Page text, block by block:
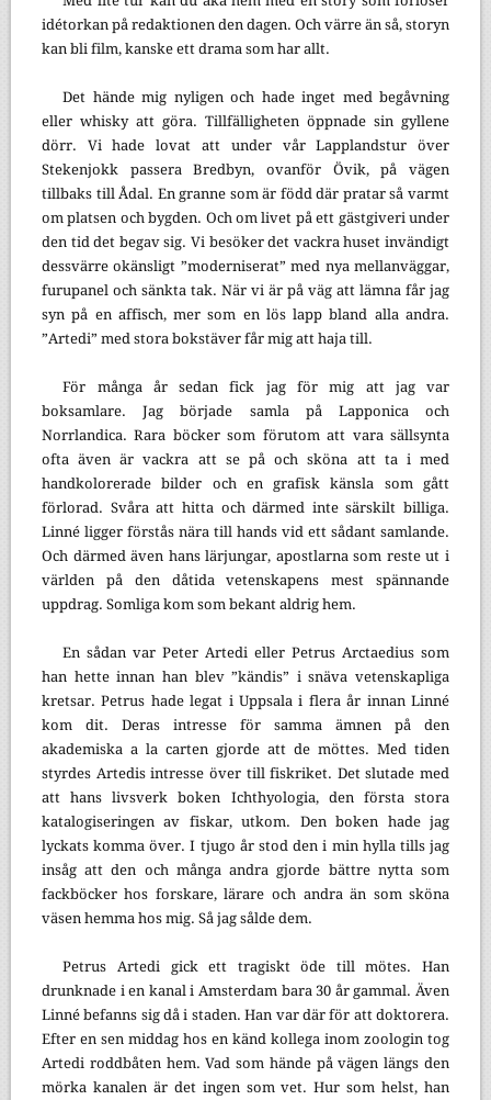
idétorkan på redaktionen den dagen. Och värre än så, storyn
kan bli film, kanske ett drama som har allt.
Det hände mig nyligen och hade inget med begåvning
eller whisky att göra. Tillfälligheten öppnade sin gyllene
dörr. Vi hade lovat att under vår Lapplandstur över
Stekenjokk passera Bredbyn, ovanför Övik, på vägen
tillbaks till Ådal. En granne som är född där pratar så varmt
om platsen och bygden. Och om livet på ett gästgiveri under
den tid det begav sig. Vi besöker det vackra huset invändigt
dessvärre okänsligt ”moderniserat” med nya mellanväggar,
furupanel och sänkta tak. När vi är på väg att lämna får jag
syn på en affisch, mer som en lös lapp bland alla andra.
”Artedi” med stora bokstäver får mig att haja till.
För många år sedan fick jag för mig att jag var
boksamlare. Jag började samla på Lapponica och
Norrlandica. Rara böcker som förutom att vara sällsynta
ofta även är vackra att se på och sköna att ta i med
handkolorerade bilder och en grafisk känsla som gått
förlorad. Svåra att hitta och därmed inte särskilt billiga.
Linné ligger förstås nära till hands vid ett sådant samlande.
Och därmed även hans lärjungar, apostlarna som reste ut i
världen på den dåtida vetenskapens mest spännande
uppdrag. Somliga kom som bekant aldrig hem.
En sådan var Peter Artedi eller Petrus Arctaedius som
han hette innan han blev ”kändis” i snäva vetenskapliga
kretsar. Petrus hade legat i Uppsala i flera år innan Linné
kom dit. Deras intresse för samma ämnen på den
akademiska a la carten gjorde att de möttes. Med tiden
styrdes Artedis intresse över till fiskriket. Det slutade med
att hans livsverk boken Ichthyologia, den första stora
katalogiseringen av fiskar, utkom. Den boken hade jag
lyckats komma över. I tjugo år stod den i min hylla tills jag
insåg att den och många andra gjorde bättre nytta som
fackböcker hos forskare, lärare och andra än som sköna
väsen hemma hos mig. Så jag sålde dem.
Petrus Artedi gick ett tragiskt öde till mötes. Han
drunknade i en kanal i Amsterdam bara 30 år gammal. Även
Linné befanns sig då i staden. Han var där för att doktorera.
Efter en sen middag hos en känd kollega inom zoologin tog
Artedi roddbåten hem. Vad som hände på vägen längs den
mörka kanalen är det ingen som vet. Hur som helst, han